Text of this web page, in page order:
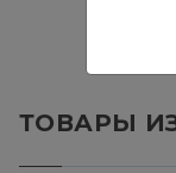
ТОВАРЫ